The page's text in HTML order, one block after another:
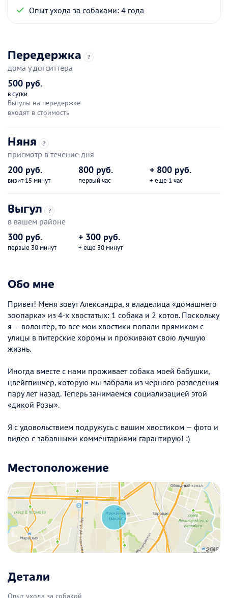
Опыт ухода за собаками: 4 года
Передержка ?
дома у догситтера
500 руб.
в сутки
Выгулы на передержке
входят в стоимость
Няня ?
присмотр в течение дня
200 руб.
визит 15 минут
800 руб.
первый час
+ 800 руб.
+ еще 1 час
Выгул ?
в вашем районе
300 руб.
первые 30 минут
+ 300 руб.
+ еще 30 минут
Обо мне
Привет! Меня зовут Александра, я владелица «домашнего
зоопарка» из 4-х хвостатых: 1 собака и 2 котов. Поскольку
я — волонтёр, то все мои хвостики попали прямиком с
улицы в питерские хоромы и проживают свою лучшую
жизнь.
Иногда вместе с нами проживает собака моей бабушки,
цвейгпинчер, которую мы забрали из чёрного разведения
пару лет назад. Теперь занимаемся социализацией этой
«дикой Розы».
Я с удовольствием подружусь с вашим хвостиком — фото и
видео с забавными комментариями гарантирую! :)
Местоположение
Детали
Опыт ухода за собакой